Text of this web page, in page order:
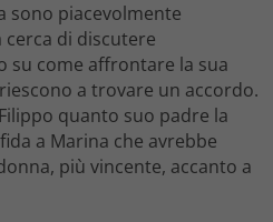
sono piacevolmente
di discutere
su come affrontare la sua
a trovare un accordo.
quanto suo padre la
a Marina che avrebbe
più vincente, accanto a